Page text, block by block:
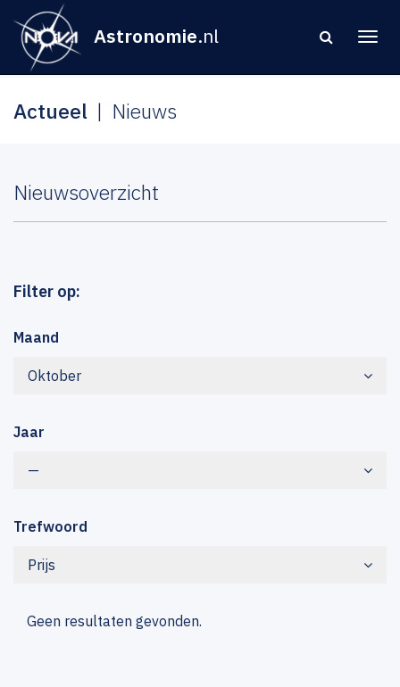
Astronomie.nl
Actueel Nieuws
Nieuwsoverzicht
Filter op:
Maand
Oktober
Jaar
—
Trefwoord
Prijs
Geen resultaten gevonden.